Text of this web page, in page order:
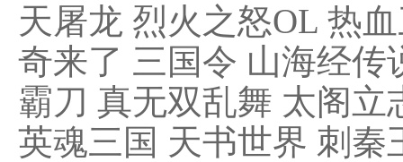
天屠龙 烈火之怒OL 热
奇来了 三国令 山海经传
霸刀 真无双乱舞 太阁立
英魂三国 天书世界 刺秦